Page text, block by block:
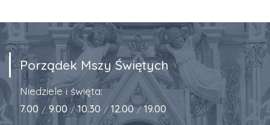
Porządek Mszy Świętych
Niedziele i święta:
7.00 / 9.00 / 10.30 / 12.00 / 19.00